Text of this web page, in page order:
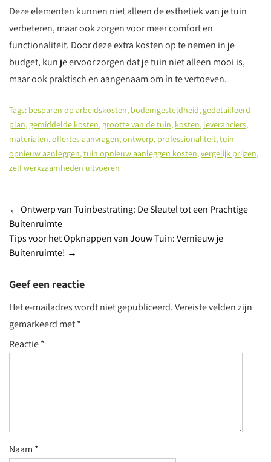
Deze elementen kunnen niet alleen de esthetiek van je tuin
verbeteren, maar ook zorgen voor meer comfort en
functionaliteit. Door deze extra kosten op te nemen in je
budget, kun je ervoor zorgen dat je tuin niet alleen mooi is,
maar ook praktisch en aangenaam om in te vertoeven.
Tags: besparen op arbeidskosten, bodemgesteldheid, gedetailleerd
plan, gemiddelde kosten, grootte van de tuin, kosten, leveranciers,
materialen,offertes aanvragen,ontwerp, professionaliteit,tuin
opnieuw aanleggen,tuin opnieuw aanleggen kosten,vergelijk prijzen,
zelf werkzaamheden uitvoeren
Post
navigation
← Ontwerp van Tuinbestrating: De Sleutel tot een Prachtige
Buitenruimte
Tips voor het Opknappen van Jouw Tuin: Vernieuw je
Buitenruimte! →
Geef een reactie
Het e-mailadres wordt niet gepubliceerd.Vereiste velden zijn
gemarkeerd met*
Reactie*
Naam *